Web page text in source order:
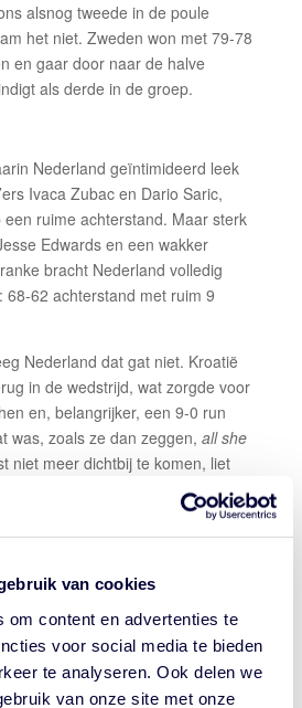
van cookies
om content en advertenties te
voor social media te bieden
te analyseren. Ook delen we
van onze site met onze
alsnog tweede in de poule
het niet. Zweden won met 79-78
en gaar door naar de halve
als derde in de groep.
Nederland geïntimideerd leek
Ivaca Zubac en Dario Saric,
ruime achterstand. Maar sterk
Edwards en een wakker
bracht Nederland volledig
68-62 achterstand met ruim 9
Nederland dat gat niet. Kroatië
in de wedstrijd, wat zorgde voor
en, belangrijker, een 9-0 run
was, zoals ze dan zeggen, all she
niet meer dichtbij te komen, liet
defense zien in de slotmomenten,
aanspraak op de winst.
naar verbeterpunten die het
voorbij een
kunnen helpen. Het antwoord
de driepunterlijn, waar het team
pogingen raakte. Tegelijk liet